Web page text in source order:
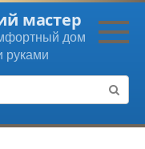
мастер
дом
руками